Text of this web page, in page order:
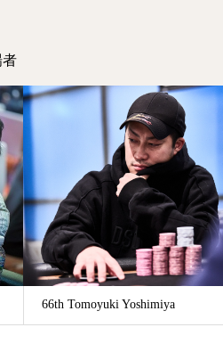
者
66th Tomoyuki Yoshimiya